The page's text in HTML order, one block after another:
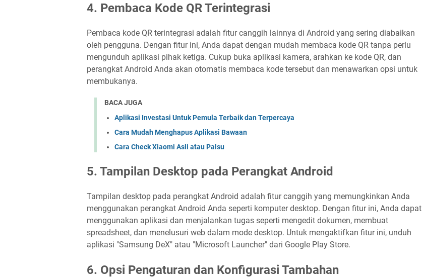
4. Pembaca Kode QR Terintegrasi
Pembaca kode QR terintegrasi adalah fitur canggih lainnya di Android yang sering diabaikan
oleh pengguna. Dengan fitur ini, Anda dapat dengan mudah membaca kode QR tanpa perlu
mengunduh aplikasi pihak ketiga. Cukup buka aplikasi kamera, arahkan ke kode QR, dan
perangkat Android Anda akan otomatis membaca kode tersebut dan menawarkan opsi untuk
membukanya.
BACA JUGA
Aplikasi Investasi Untuk Pemula Terbaik dan Terpercaya
Cara Mudah Menghapus Aplikasi Bawaan
Cara Check Xiaomi Asli atau Palsu
5. Tampilan Desktop pada Perangkat Android
Tampilan desktop pada perangkat Android adalah fitur canggih yang memungkinkan Anda
menggunakan perangkat Android Anda seperti komputer desktop. Dengan fitur ini, Anda dapat
menggunakan aplikasi dan menjalankan tugas seperti mengedit dokumen, membuat
spreadsheet, dan menelusuri web dalam mode desktop. Untuk mengaktifkan fitur ini, unduh
aplikasi "Samsung DeX" atau "Microsoft Launcher" dari Google Play Store.
6. Opsi Pengaturan dan Konfigurasi Tambahan